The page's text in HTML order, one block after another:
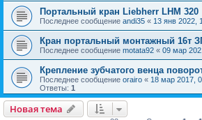
Портальный кран Liebherr LHM 320
Последнее сообщение andi35 « 13 янв 2022,
Кран портальный монтажный 16т
Последнее сообщение motata92 « 09 мар
Крепление зубчатого венца
Последнее сообщение orairo « 18 мар 2017,
Ответы: 1
Новая тема